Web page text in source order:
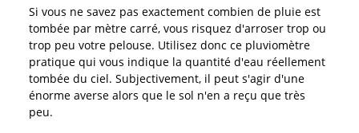
Si vous ne savez pas exactement combien de pluie est
tombée par mètre carré, vous risquez d'arroser trop ou
trop peu votre pelouse. Utilisez donc ce pluviomètre
pratique qui vous indique la quantité d'eau réellement
tombée du ciel. Subjectivement, il peut s'agir d'une
énorme averse alors que le sol n'en a reçu que très
peu.